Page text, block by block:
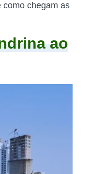
como chegam as
ao